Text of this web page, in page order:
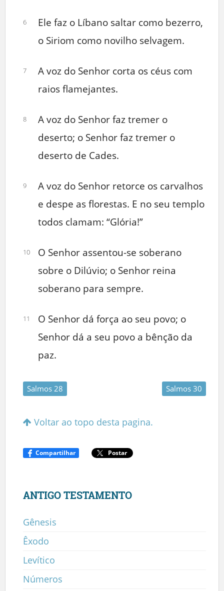
6
Ele faz o Líbano saltar como bezerro,
o Siriom como novilho selvagem.
7
A voz do Senhor corta os céus com
raios flamejantes.
8
A voz do Senhor faz tremer o
deserto; o Senhor faz tremer o
deserto de Cades.
9
A voz do Senhor retorce os carvalhos
e despe as florestas. E no seu templo
todos clamam: “Glória!”
10
O Senhor assentou-se soberano
sobre o Dilúvio; o Senhor reina
soberano para sempre.
11
O Senhor dá força ao seu povo; o
Senhor dá a seu povo a bênção da
paz.
Salmos 28 Salmos 30
Voltar ao topo desta pagina.
Compartilhar Postar
ANTIGO TESTAMENTO
Gênesis
Êxodo
Levítico
Números